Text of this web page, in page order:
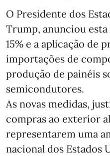
O Presidente dos
Trump, anunciou
15% e a aplicação de
importações de
produção de painéis
semicondutores.
As novas medidas,
compras ao exterior
representarem uma
nacional dos Estados